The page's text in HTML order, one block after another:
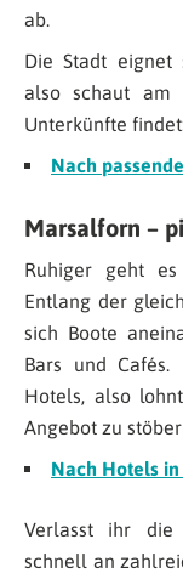
ab.
Die Stadt eignet
also schaut am
Unterkünfte
Nach
Marsalforn –
Ruhiger geht
Entlang der
sich Boote
Bars und
Hotels, also
Angebot zu
Nach Hotels
Verlasst ihr die
schnell an